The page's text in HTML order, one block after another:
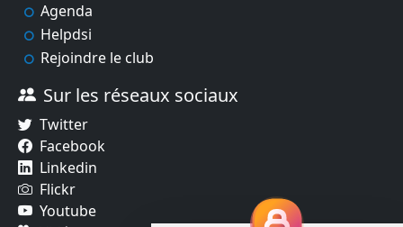
Agenda
Helpdsi
Rejoindre le club
Sur les réseaux sociaux
Twitter
Facebook
Linkedin
Flickr
Youtube